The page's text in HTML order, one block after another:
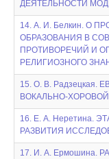
ДЕЯТЕЛЬНОСТИ
14. А. И. Белкин. О
ОБРАЗОВАНИЯ В
ПРОТИВОРЕЧИЙ И
РЕЛИГИОЗНОГО
15. О. В.
ВОКАЛЬНО-
16. Е. А. Неретина.
РАЗВИТИЯ
17. И. А. Ермошина.